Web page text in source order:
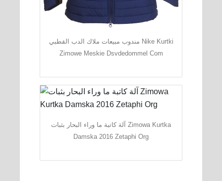
مندوب مبيعات ملاك الدب القطبي Nike Kurtki
Zimowe Meskie Dsvdedommel Com
آلة كاتبة ما وراء البحار بثبات Zimowa Kurtka
Damska 2016 Zetaphi Org